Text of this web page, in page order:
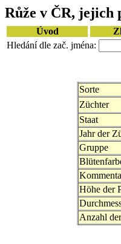
Růže v ČR, jejich
Úvod
Hledání dle zač. jména:
Sorte
Züchter
Staat
Jahr der
Gruppe
Höhe der
Anzahl